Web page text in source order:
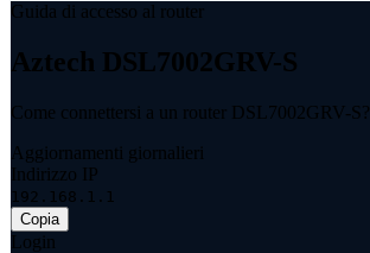
Guida di accesso al router
Aztech DSL7002GRV-S
Come connettersi a un router DSL7002GRV-S?
Aggiornamenti giornalieri
Indirizzo IP
192.168.1.1
Copia
Login